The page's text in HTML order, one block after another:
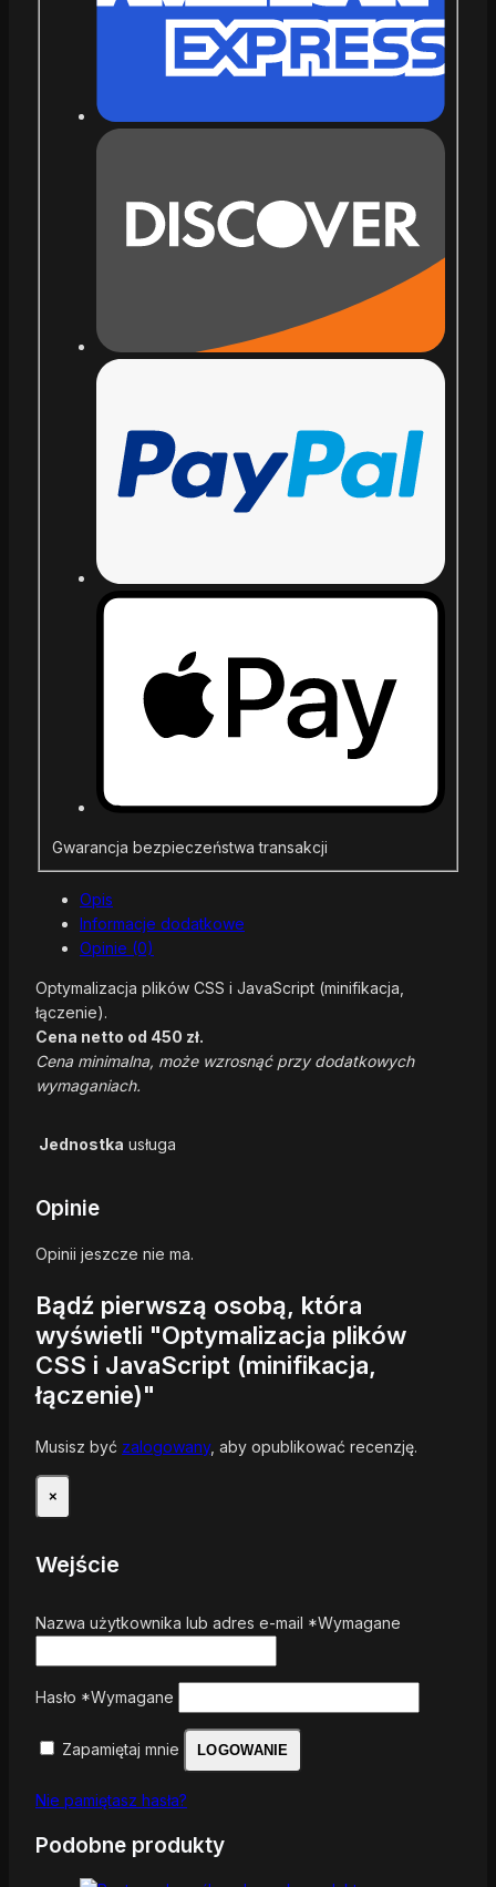
Gwarancja bezpieczeństwa transakcji
Opis
Informacje dodatkowe
Opinie (0)
Optymalizacja plików CSS i JavaScript (minifikacja,
łączenie).
Cena netto od 450 zł.
Cena minimalna, może wzrosnąć przy dodatkowych
wymaganiach.
Jednostka usługa
Opinie
Opinii jeszcze nie ma.
Bądź pierwszą osobą, która
wyświetli "Optymalizacja plików
CSS i JavaScript (minifikacja,
łączenie)"
Musisz być zalogowany, aby opublikować recenzję.
×
Wejście
Nazwa użytkownika lub adres e-mail *Wymagane
Hasło *Wymagane
Zapamiętaj mnie LOGOWANIE
Nie pamiętasz hasła?
Podobne produkty